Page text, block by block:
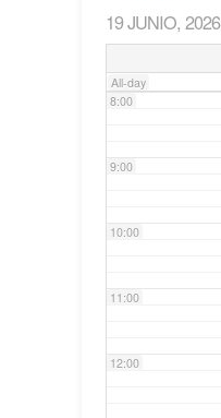
19 JUNIO, 2026
All-day
7:00
8:00
9:00
10:00
11:00
12:00